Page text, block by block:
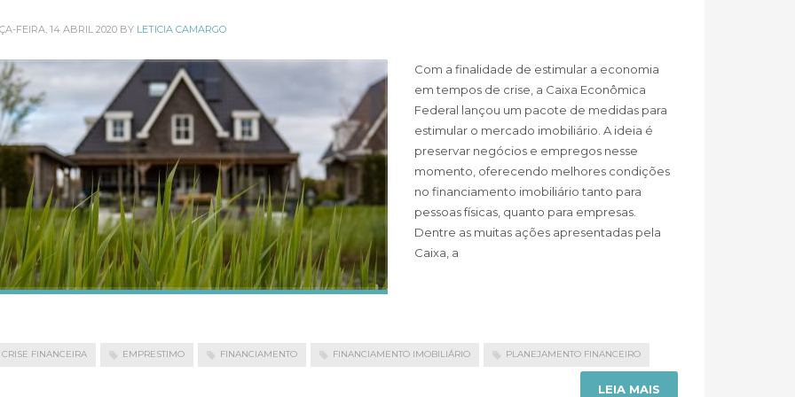
FEIRA, 14 ABRIL 2020 BY LETICIA CAMARGO
Com a finalidade de estimular a economia
em tempos de crise, a Caixa Econômica
Federal lançou um pacote de medidas para
estimular o mercado imobiliário. A ideia é
preservar negócios e empregos nesse
momento, oferecendo melhores condições
no financiamento imobiliário tanto para
pessoas físicas, quanto para empresas.
Dentre as muitas ações apresentadas pela
Caixa, a
CRISE FINANCEIRA EMPRESTIMO FINANCIAMENTO FINANCIAMENTO IMOBILIÁRIO PLANEJAMENTO FINANCEIRO
LEIA MAIS